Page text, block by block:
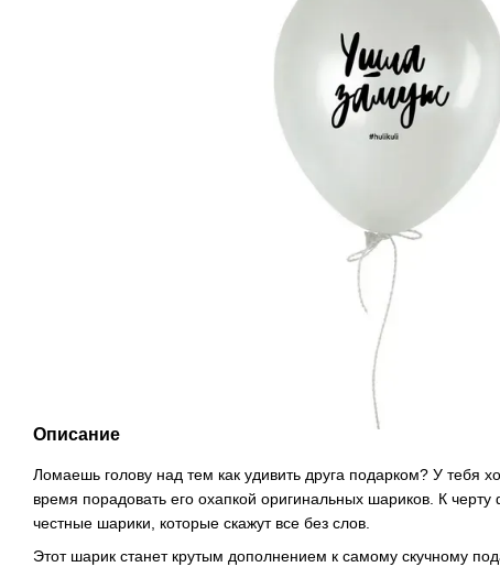
Описание
Ломаешь голову над тем как удивить друга подарком? У тебя
время порадовать его охапкой оригинальных шариков. К
честные шарики, которые скажут все без слов.
Этот шарик станет крутым дополнением к самому скучному